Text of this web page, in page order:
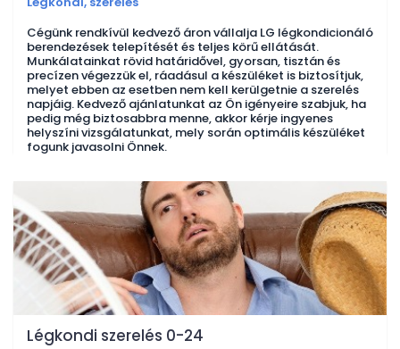
Cégünk rendkívül kedvező áron vállalja LG légkondicionáló
berendezések telepítését és teljes körű ellátását.
Munkálatainkat rövid határidővel, gyorsan, tisztán és
precízen végezzük el, ráadásul a készüléket is biztosítjuk,
melyet ebben az esetben nem kell kerülgetnie a szerelés
napjáig. Kedvező ajánlatunkat az Ön igényeire szabjuk, ha
pedig még biztosabbra menne, akkor kérje ingyenes
helyszíni vizsgálatunkat, mely során optimális készüléket
fogunk javasolni Önnek.
Légkondi szerelés 0-24